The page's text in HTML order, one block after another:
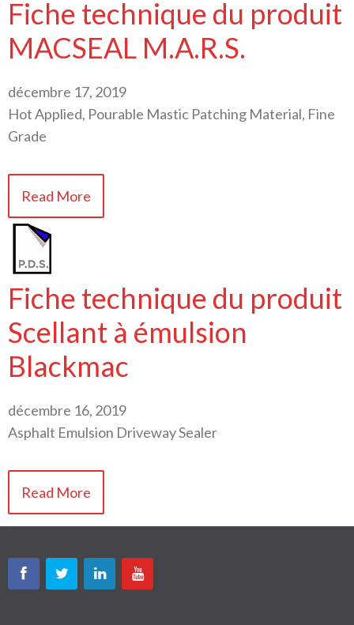
Fiche technique du produit
MACSEAL M.A.R.S.
décembre 17, 2019
Hot Applied, Pourable Mastic Patching Material, Fine
Grade
Read More
Fiche technique du produit
Scellant à émulsion
Blackmac
décembre 16, 2019
Asphalt Emulsion Driveway Sealer
Read More